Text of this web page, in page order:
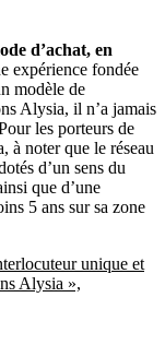
d’achat, en
expérience fondée
modèle de
Alysia, il n’a jamais
les porteurs de
à noter que le réseau
d’un sens du
que d’une
5 ans sur sa zone
unique et
Alysia »,